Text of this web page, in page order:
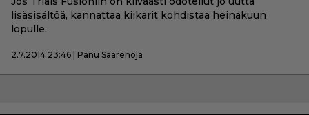
lisäsisältöä, kannattaa kiikarit kohdistaa heinäkuun
lopulle.
2.7.2014 23:46 | Panu Saarenoja